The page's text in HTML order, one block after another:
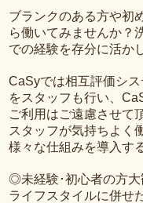
ブランクのある方や初
ら働いてみませんか？
での経験を存分に活か
CaSyでは相互評価シ
をスタッフも行い、
ご利用はご遠慮させて
スタッフが気持ちよく
様々な仕組みを導入す
◎未経験･初心者の方
ライフスタイルに併せ